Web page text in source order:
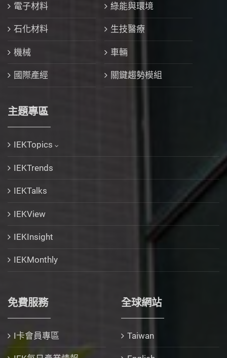
電子材料 綠能與環境
石化材料 生技醫療
機械 車輛
國際產經 關鍵趨勢模組
主題專區
IEKTopics
IEKTrends
IEKTalks
IEKView
IEKInsight
IEKMonthly
免費服務
I卡會員專區
全球網站
Taiwan